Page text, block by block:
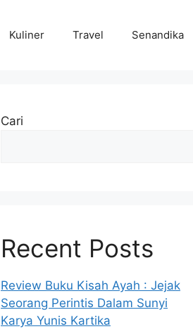
Kuliner Travel Senandika
Cari
Recent Posts
Review Buku Kisah Ayah : Jejak
Seorang Perintis Dalam Sunyi
Karya Yunis Kartika